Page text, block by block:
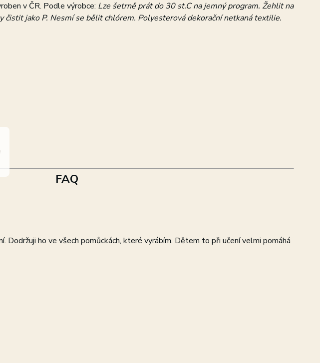
v ČR. Podle výrobce: Lze šetrně prát do 30 st.C na jemný program. Žehlit na
čistit jako P. Nesmí se bělit chlórem. Polyesterová dekorační netkaná textilie.
FAQ
Dodržuji ho ve všech pomůckách, které vyrábím. Dětem to při učení velmi pomáhá